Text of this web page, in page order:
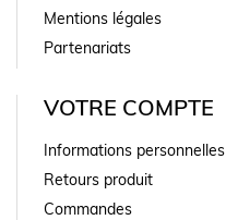
Mentions légales
Partenariats
VOTRE COMPTE
Informations personnelles
Retours produit
Commandes